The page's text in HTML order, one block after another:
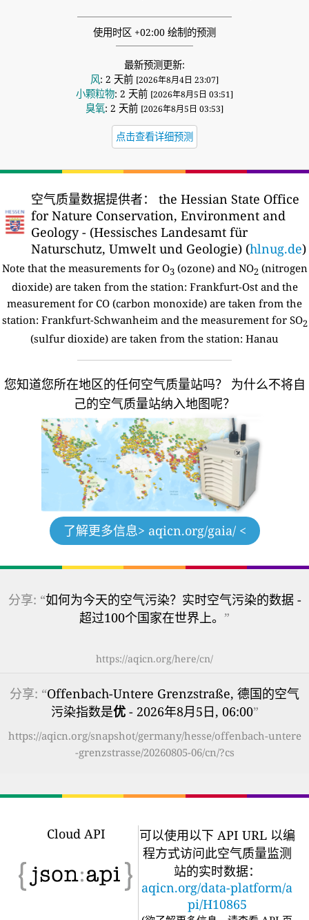
使用时区 +02:00 绘制的预测
最新预测更新:
风: 2 天前 [2026年8月4日 23:07]
小颗粒物: 2 天前 [2026年8月5日 03:51]
臭氧: 2 天前 [2026年8月5日 03:53]
点击查看详细预测
空气质量数据提供者：
the Hessian State Office
for Nature Conservation, Environment and
Geology - (Hessisches Landesamt für
Naturschutz, Umwelt und Geologie) (hlnug.de)
Note that the measurements for O3(ozone) and NO2 (nitrogen
dioxide) are taken from the station: Frankfurt-Ost and the
measurement for CO (carbon monoxide) are taken from the
station: Frankfurt-Schwanheim and the measurement for SO2
(sulfur dioxide) are taken from the station: Hanau
您知道您所在地区的任何空气质量站吗？
为什么不将自
己的空气质量站纳入地图呢？
了解更多信息> aqicn.org/gaia/ <
分享: “如何为今天的空气污染？实时空气污染的数据 -
超过100个国家在世界上。 ”
https://aqicn.org/here/cn/
分享: “Offenbach-Untere Grenzstraße, 德国的空气
污染指数是优- 2026年8月5日, 06:00”
https://aqicn.org/snapshot/germany/hesse/offenbach-untere
-grenzstrasse/20260805-06/cn/?cs
Cloud API
可以使用以下 API URL 以编
程方式访问此空气质量监测
站的实时数据：
aqicn.org/data-platform/a
pi/H10865